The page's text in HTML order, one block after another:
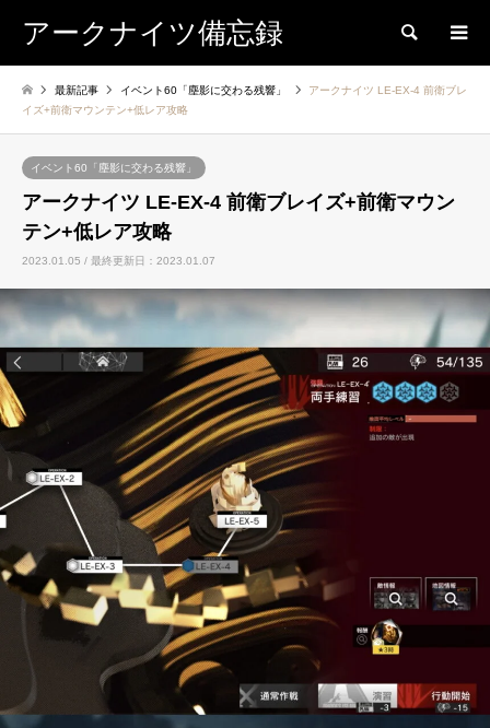
アークナイツ備忘録 検索
最新記事 イベント60「塵影に交わる残響」
アークナイツ LE-EX-4 前衛ブレ
イズ+前衛マウンテン+低レア攻略
イベント60「塵影に交わる残響」
アークナイツ LE-EX-4 前衛ブレイズ+前衛マウン
テン+低レア攻略
2023.01.05 / 最終更新日：2023.01.07